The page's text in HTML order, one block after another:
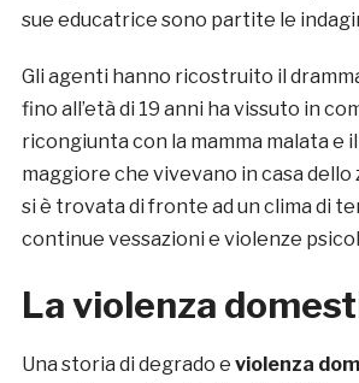
sue educatrice sono partite le
Gli agenti hanno ricostruito il
fino all’età di 19 anni ha vissuto in
ricongiunta con la mamma malata e
maggiore che vivevano in casa dello
si è trovata di fronte ad un clima di
continue vessazioni e violenze
La violenza
Una storia di degrado e violenza